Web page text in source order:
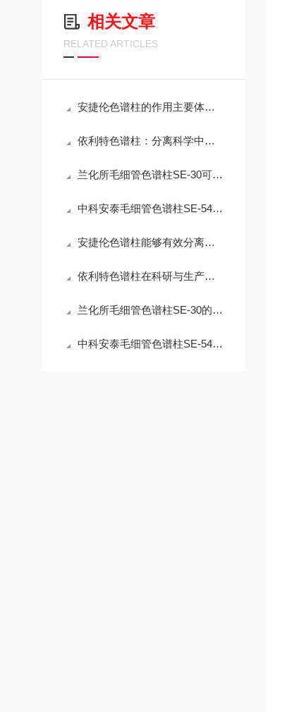
相关文章
RELATED ARTICLES
安捷伦色谱柱的作用主要体现在哪几个方面？
依利特色谱柱：分离科学中的精密工具
兰化所毛细管色谱柱SE-30可适用于多种化合物的分析
中科安泰毛细管色谱柱SE-54可以分为以下几类
安捷伦色谱柱能够有效分离结构相似的化合物
依利特色谱柱在科研与生产领域中发挥着重要作用
兰化所毛细管色谱柱SE-30的使用注意事项
中科安泰毛细管色谱柱SE-54具有良好的重现性